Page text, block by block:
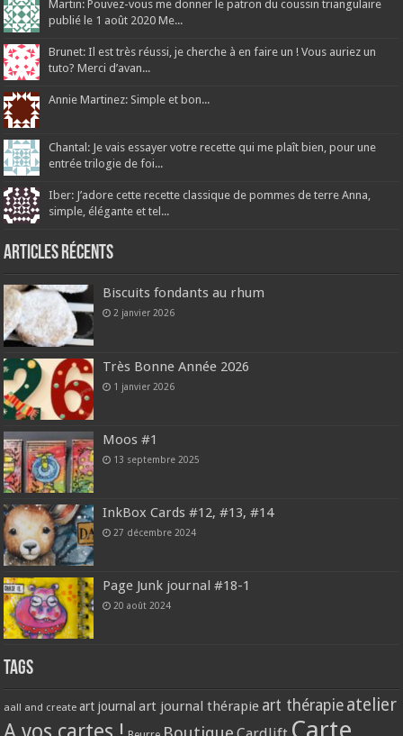
Martin: Pouvez-vous me donner le patron du coussin triangulaire
publié le 1 août 2020 Me...
Brunet: Il est très réussi, je cherche à en faire un ! Vous auriez un
tuto? Merci d’avan...
Annie Martinez: Simple et bon...
Chantal: Je vais essayer votre recette qui me plaît bien, pour une
entrée trilogie de foi...
Iber: J’adore cette recette classique de pommes de terre Anna,
simple, élégante et tel...
Articles récents
Biscuits fondants au rhum
2 janvier 2026
Très Bonne Année 2026
1 janvier 2026
Moos #1
13 septembre 2025
InkBox Cards #12, #13, #14
27 décembre 2024
Page Junk journal #18-1
20 août 2024
Tags
aall and create art journal art journal thérapie art thérapie atelier